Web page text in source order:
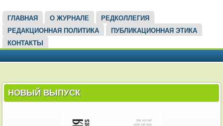
ГЛАВНОЕ МЕНЮ
ГЛАВНАЯ О ЖУРНАЛЕ
РЕДКОЛЛЕГИЯ
РЕДАКЦИОННАЯ ПОЛИТИКА
ПУБЛИКАЦИОННАЯ ЭТИКА
КОНТАКТЫ
НОВЫЙ ВЫПУСК